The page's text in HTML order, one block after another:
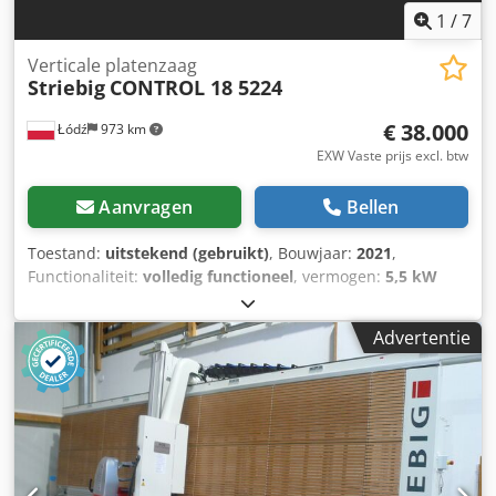
1 /7
Łódź 973 km
Verticale platenzaag
Striebig CONTROL 18 5224
€ 38.000
EXW Vaste prijs excl. btw
Aanvragen Bellen
Toestand: uitstekend (gebruikt), Bouwjaar: 2021,
Functionaliteit: volledig functioneel, vermogen: 5,5 kW
400 V
Hz, type ingangsstroom:driefasig, snijhoogte (max.):2.240
mm, snijbreedte (max.):4.300 mm
, zaagblad diameter:
300 mm , zaagblad boring:30 mm, Wij bieden deze
verticale platenzaag Striebig CONTROL 18 5224, bouwjaar
2021, in zeer goede staat aan. Het taxatierapport vindt u in
de bijlage. Type: 5224 Zaaglengte: 4.300 mm Verticale
zaaghoogte: 2.240 mm Horizontale zaaghoogte: 2.100 mm
Maximale materiaaldikte: 80 mm Nominale spanning: 400
Advertentie